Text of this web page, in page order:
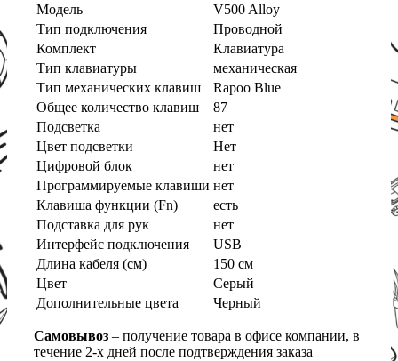
Модель
V500 Alloy
Тип подключения
Проводной
Комплект
Клавиатура
Тип клавиатуры
механическая
Тип механических клавиш
Rapoo Blue
Общее количество клавиш
87
Подсветка
нет
Цвет подсветки
Нет
Цифровой блок
нет
Программируемые клавиши нет
Клавиша функции (Fn)
есть
Подставка для рук
нет
Интерфейс подключения
USB
Длина кабеля (см)
150 см
Цвет
Серый
Дополнительные цвета
Черный
Самовывоз – получение товара в офисе компании, в
течение 2-х дней после подтверждения заказа